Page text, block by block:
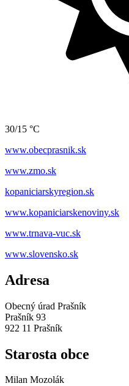
30/15 °C
www.obecprasnik.sk
www.zmo.sk
kopaniciarskyregion.sk
www.kopaniciarskenoviny.sk
www.trnava-vuc.sk
www.slovensko.sk
Adresa
Obecný úrad Prašník
Prašník 93
922 11 Prašník
Starosta obce
Milan Mozolák